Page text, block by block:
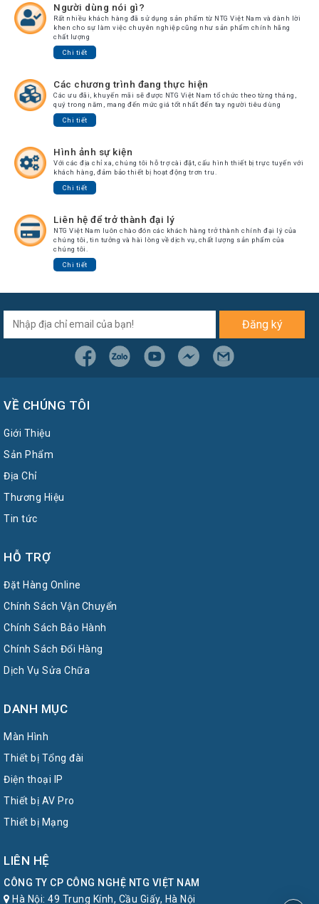
Người dùng nói gì?
Rất nhiều khách hàng đã sử dụng sản phẩm từ NTG Việt Nam và dành lời
khen cho sự làm việc chuyên nghiệp cũng như sản phẩm chính hãng
chất lượng
Chi tiết
Các chương trình đang thực hiện
Các ưu đãi, khuyến mãi sẽ được NTG Việt Nam tổ chức theo từng tháng,
quý trong năm, mang đến mức giá tốt nhất đến tay người tiêu dùng
Chi tiết
Hình ảnh sự kiện
Với các địa chỉ xa, chúng tôi hỗ trợ cài đặt, cấu hình thiết bị trực tuyến với
khách hàng, đảm bảo thiết bị hoạt động trơn tru.
Chi tiết
Liên hệ để trở thành đại lý
NTG Việt Nam luôn chào đón các khách hàng trở thành chính đại lý của
chúng tôi, tin tưởng và hài lòng về dịch vụ, chất lượng sản phẩm của
chúng tôi.
Chi tiết
Đăng ký
VỀ CHÚNG TÔI
Giới Thiệu
Sản Phẩm
Địa Chỉ
Thương Hiệu
Tin tức
HỖ TRỢ
Đặt Hàng Online
Chính Sách Vận Chuyển
Chính Sách Bảo Hành
Chính Sách Đổi Hàng
Dịch Vụ Sửa Chữa
DANH MỤC
Màn Hình
Thiết bị Tổng đài
Điện thoại IP
Thiết bị AV Pro
Thiết bị Mạng
LIÊN HỆ
CÔNG TY CP CÔNG NGHỆ NTG VIỆT NAM
Hà Nội: 49 Trung Kính, Cầu Giấy, Hà Nội